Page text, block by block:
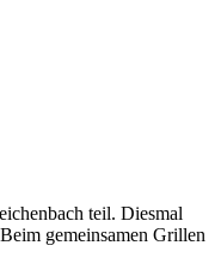
teil. Diesmal
gemeinsamen Grillen